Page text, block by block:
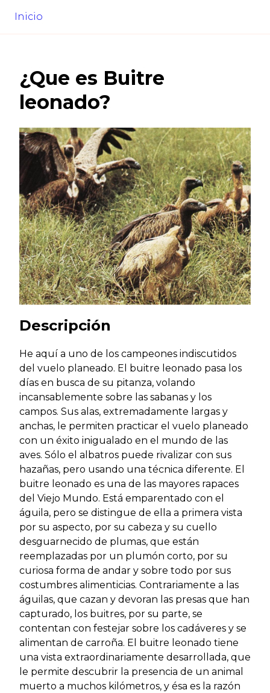
Inicio
¿Que es Buitre
leonado?
Descripción
He aquí a uno de los campeones indiscutidos
del vuelo planeado. El buitre leonado pasa los
días en busca de su pitanza, volando
incansablemente sobre las sabanas y los
campos. Sus alas, extremadamente largas y
anchas, le permiten practicar el vuelo planeado
con un éxito inigualado en el mundo de las
aves. Sólo el albatros puede rivalizar con sus
hazañas, pero usando una técnica diferente. El
buitre leonado es una de las mayores rapaces
del Viejo Mundo. Está emparentado con el
águila, pero se distingue de ella a primera vista
por su aspecto, por su cabeza y su cuello
desguarnecido de plumas, que están
reemplazadas por un plumón corto, por su
curiosa forma de andar y sobre todo por sus
costumbres alimenticias. Contrariamente a las
águilas, que cazan y devoran las presas que han
capturado, los buitres, por su parte, se
contentan con festejar sobre los cadáveres y se
alimentan de carroña. El buitre leonado tiene
una vista extraordinariamente desarrollada, que
le permite descubrir la presencia de un animal
muerto a muchos kilómetros, y ésa es la razón